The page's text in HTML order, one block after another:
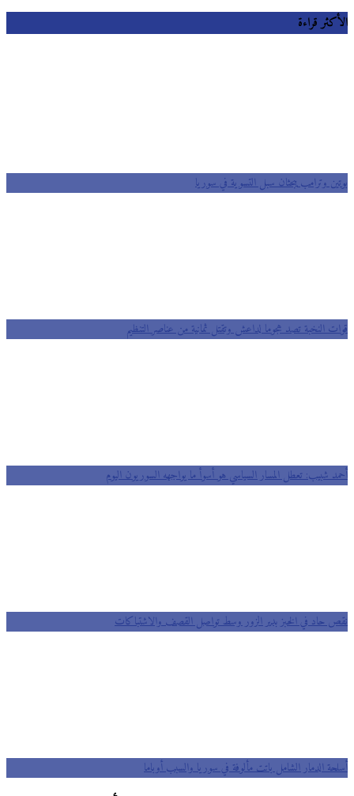
الأكثر قراءة
بوتين وترامب يبحثان سبل التسوية في سوريا
قوات النخبة تصد هجوما لداعش وتقتل ثمانية من عناصر التنظيم
أحمد شبيب: تعطل المسار السياسي هو أسوأ ما يواجهه السوريون اليوم
نقص حاد في الخبز بدير الزور وسط تواصل القصف والاشتباكات
أسلحة الدمار الشامل باتت مألوفة في سوريا والسبب أوباما